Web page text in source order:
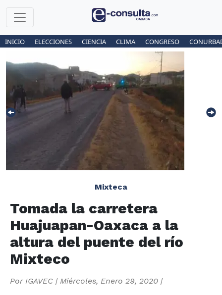
INICIO ELECCIONES CIENCIA CLIMA CONGRESO
Mixteca
Tomada la carretera
Huajuapan-Oaxaca a la
altura del puente del río
Mixteco
Por IGAVEC | Miércoles, Enero 29, 2020 |